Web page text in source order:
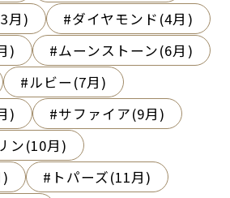
月)
ダイヤモンド(4月)
)
ムーンストーン(6月)
ルビー(7月)
)
サファイア(9月)
ン(10月)
トパーズ(11月)